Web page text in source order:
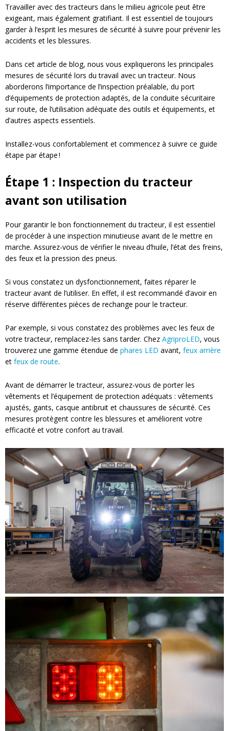
Travailler avec des tracteurs dans le milieu agricole peut être
exigeant, mais également gratifiant. Il est essentiel de toujours
garder à l’esprit les mesures de sécurité à suivre pour prévenir les
accidents et les blessures.
Dans cet article de blog, nous vous expliquerons les principales
mesures de sécurité lors du travail avec un tracteur. Nous
aborderons l’importance de l’inspection préalable, du port
d’équipements de protection adaptés, de la conduite sécuritaire
sur route, de l’utilisation adéquate des outils et équipements, et
d’autres aspects essentiels.
Installez-vous confortablement et commencez à suivre ce guide
étape par étape !
Étape 1 : Inspection du tracteur
avant son utilisation
Pour garantir le bon fonctionnement du tracteur, il est essentiel
de procéder à une inspection minutieuse avant de le mettre en
marche. Assurez-vous de vérifier le niveau d’huile, l’état des freins,
des feux et la pression des pneus.
Si vous constatez un dysfonctionnement, faites réparer le
tracteur avant de l’utiliser. En effet, il est recommandé d’avoir en
réserve différentes pièces de rechange pour le tracteur.
Par exemple, si vous constatez des problèmes avec les feux de
votre tracteur, remplacez-les sans tarder. Chez AgriproLED, vous
trouverez une gamme étendue de phares LED avant, feux arrière
et feux de route.
Avant de démarrer le tracteur, assurez-vous de porter les
vêtements et l’équipement de protection adéquats : vêtements
ajustés, gants, casque antibruit et chaussures de sécurité. Ces
mesures protègent contre les blessures et améliorent votre
efficacité et votre confort au travail.